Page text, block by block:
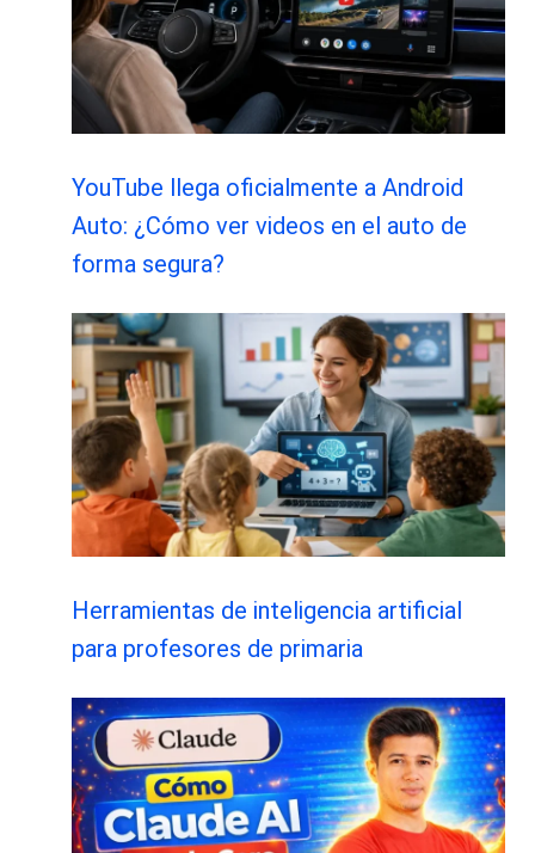
YouTube llega oficialmente a Android
Auto: ¿Cómo ver videos en el auto de
forma segura?
Herramientas de inteligencia artificial
para profesores de primaria